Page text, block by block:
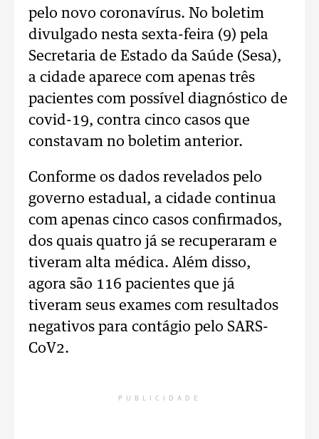
pelo novo coronavírus. No boletim
divulgado nesta sexta-feira (9) pela
Secretaria de Estado da Saúde (Sesa),
a cidade aparece com apenas três
pacientes com possível diagnóstico de
covid-19, contra cinco casos que
constavam no boletim anterior.
Conforme os dados revelados pelo
governo estadual, a cidade continua
com apenas cinco casos confirmados,
dos quais quatro já se recuperaram e
tiveram alta médica. Além disso,
agora são 116 pacientes que já
tiveram seus exames com resultados
negativos para contágio pelo SARS-
CoV2.
PUBLICIDADE